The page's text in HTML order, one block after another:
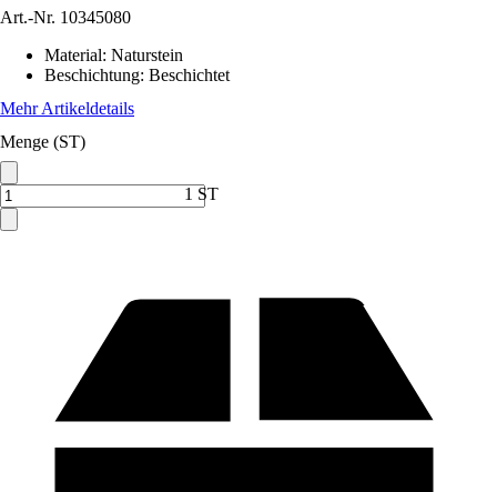
Art.-Nr. 10345080
Material: Naturstein
Beschichtung: Beschichtet
Mehr Artikeldetails
Menge (ST)
1 ST